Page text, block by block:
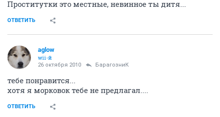
Проститутки это местные, невинное ты дитя...
ОТВЕТИТЬ
aglow
wii-й
26 октября 2010 БарагозниК
тебе понравится...
хотя я морковок тебе не предлагал....
ОТВЕТИТЬ